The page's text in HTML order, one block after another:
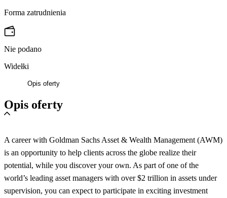
Forma zatrudnienia
Nie podano
Widełki
Opis oferty
Opis oferty
A career with Goldman Sachs Asset & Wealth Management (AWM)
is an opportunity to help clients across the globe realize their
potential, while you discover your own. As part of one of the
world’s leading asset managers with over $2 trillion in assets under
supervision, you can expect to participate in exciting investment